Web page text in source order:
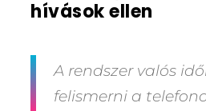
hívások ellen
A rendszer valós
felismerni a